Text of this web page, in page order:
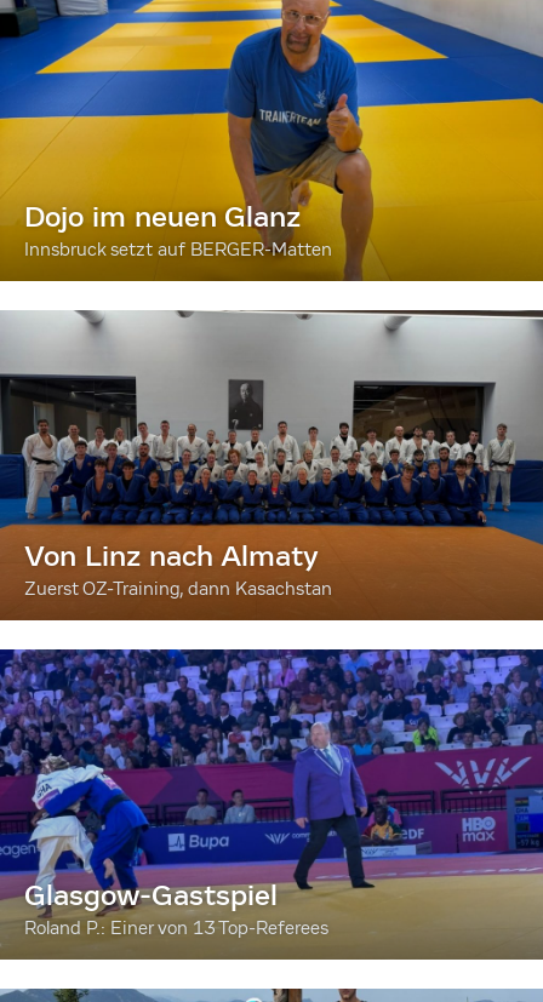
Dojo im neuen Glanz
Innsbruck setzt auf BERGER-Matten
Von Linz nach Almaty
Zuerst OZ-Training, dann Kasachstan
Glasgow-Gastspiel
Roland P.: Einer von 13 Top-Referees